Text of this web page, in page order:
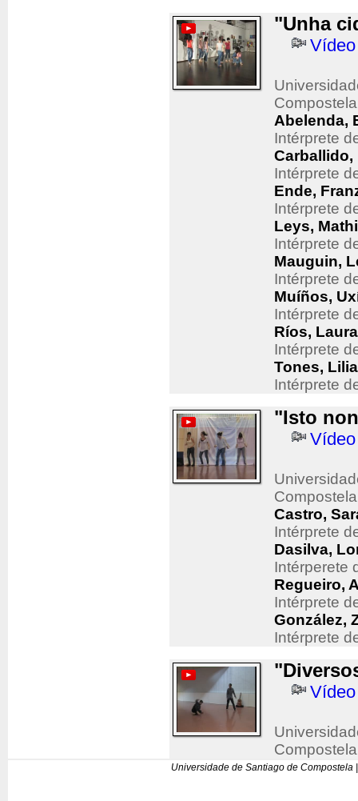
"Unha
Vídeo
Compostela
Abelenda,
Intérprete
Carballido,
Intérprete
Ende,
Intérprete
Leys,
Intérprete
Mauguin,
Intérprete
Muíños,
Intérprete
Ríos, Laura
Intérprete
Tones,
Intérprete
"Isto
Vídeo
Compostela
Castro,
Intérprete
Dasilva,
Intérperete
Regueiro,
Intérprete
González,
Intérprete
Vídeo
Compostela
Universidade de Santiago de